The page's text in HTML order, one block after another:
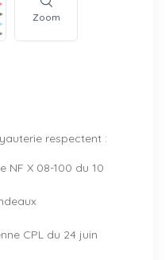
Zoom
respectent :
NF X 08-100 du 10
CPL du 24 juin